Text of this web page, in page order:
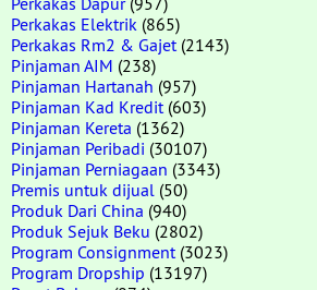
Perkakas Elektrik (865)
Perkakas Rm2 & Gajet (2143)
Pinjaman AIM (238)
Pinjaman Hartanah (957)
Pinjaman Kad Kredit (603)
Pinjaman Kereta (1362)
Pinjaman Peribadi (30107)
Pinjaman Perniagaan (3343)
Premis untuk dijual (50)
Produk Dari China (940)
Produk Sejuk Beku (2802)
Program Consignment (3023)
Program Dropship (13197)